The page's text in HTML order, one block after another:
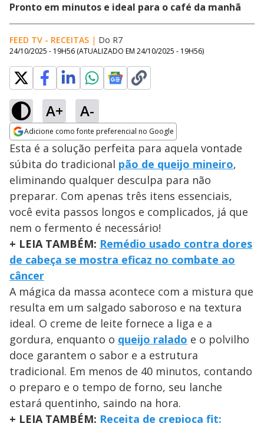
Pronto em minutos e ideal para o café da manhã
FEED TV - RECEITAS | Do R7
24/10/2025 - 19H56 (ATUALIZADO EM 24/10/2025 - 19H56)
A+ A-
Adicione como fonte preferencial no Google
Opens in new window
Esta é a solução perfeita para aquela vontade
súbita do tradicional pão de queijo mineiro,
eliminando qualquer desculpa para não
preparar. Com apenas três itens essenciais,
você evita passos longos e complicados, já que
nem o fermento é necessário!
+ LEIA TAMBÉM: Remédio usado contra dores
de cabeça se mostra eficaz no combate ao
câncer
A mágica da massa acontece com a mistura que
resulta em um salgado saboroso e na textura
ideal. O creme de leite fornece a liga e a
gordura, enquanto o queijo ralado e o polvilho
doce garantem o sabor e a estrutura
tradicional. Em menos de 40 minutos, contando
o preparo e o tempo de forno, seu lanche
estará quentinho, saindo na hora.
+ LEIA TAMBÉM: Receita de crepioca fit: